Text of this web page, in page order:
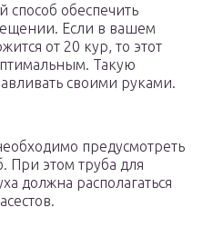
обеспечить
Если в вашем
от 20 кур, то этот
Такую
своими руками.
предусмотреть
При этом труба для
должна располагаться